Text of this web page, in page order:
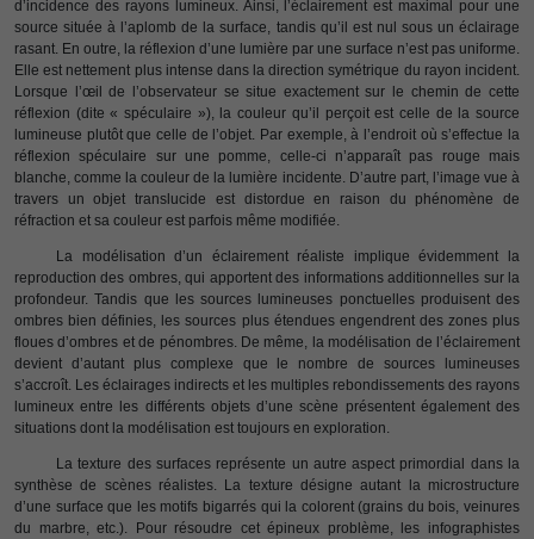
d’incidence des rayons lumineux. Ainsi, l’éclairement est maximal pour une
source située à l’aplomb de la surface, tandis qu’il est nul sous un éclairage
rasant. En outre, la réflexion d’une lumière par une surface n’est pas uniforme.
Elle est nettement plus intense dans la direction symétrique du rayon incident.
Lorsque l’œil de l’observateur se situe exactement sur le chemin de cette
réflexion (dite « spéculaire »), la couleur qu’il perçoit est celle de la source
lumineuse plutôt que celle de l’objet. Par exemple, à l’endroit où s’effectue la
réflexion spéculaire sur une pomme, celle-ci n’apparaît pas rouge mais
blanche, comme la couleur de la lumière incidente. D’autre part, l’image vue à
travers un objet translucide est distordue en raison du phénomène de
réfraction et sa couleur est parfois même modifiée.
La modélisation d’un éclairement réaliste implique évidemment la
reproduction des ombres, qui apportent des informations additionnelles sur la
profondeur. Tandis que les sources lumineuses ponctuelles produisent des
ombres bien définies, les sources plus étendues engendrent des zones plus
floues d’ombres et de pénombres. De même, la modélisation de l’éclairement
devient d’autant plus complexe que le nombre de sources lumineuses
s’accroît. Les éclairages indirects et les multiples rebondissements des rayons
lumineux entre les différents objets d’une scène présentent également des
situations dont la modélisation est toujours en exploration.
La texture des surfaces représente un autre aspect primordial dans la
synthèse de scènes réalistes. La texture désigne autant la microstructure
d’une surface que les motifs bigarrés qui la colorent (grains du bois, veinures
du marbre, etc.). Pour résoudre cet épineux problème, les infographistes